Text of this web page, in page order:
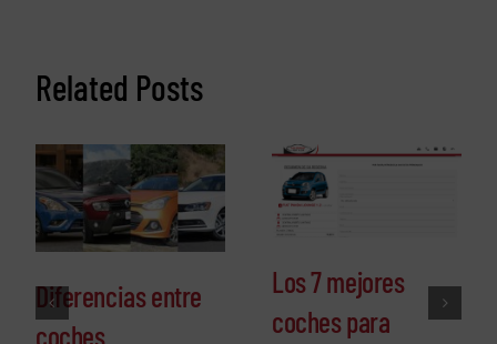
Related Posts
Diferencias entre
coches
Los 7 mejores
coches para